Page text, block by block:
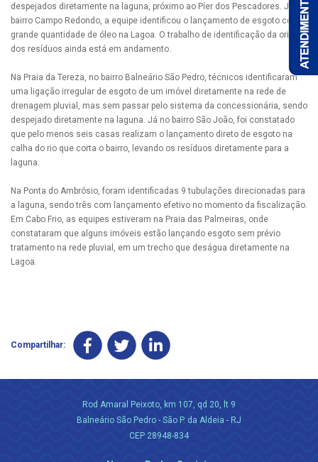
despejados diretamente na laguna, próximo ao Píer dos Pescadores. Já no
bairro Campo Redondo, a equipe identificou o lançamento de esgoto com
grande quantidade de óleo na Lagoa. O trabalho de identificação da origem
dos resíduos ainda está em andamento.
Na Praia da Tereza, no bairro Balneário São Pedro, técnicos identificaram
uma ligação irregular de esgoto de um imóvel diretamente na rede de
drenagem pluvial, mas sem passar pelo sistema da concessionária, sendo
despejado diretamente na laguna. Já no bairro São João, foi constatado
que pelo menos seis casas realizam o lançamento direto de esgoto na
calha do rio que corta o bairro, levando os resíduos diretamente para a
laguna.
Na Ponta do Ambrósio, foram identificadas 9 tubulações direcionadas para
a laguna, sendo três com lançamento efetivo no momento da fiscalização.
Em Cabo Frio, as equipes estiveram na Praia das Palmeiras, onde
constataram que alguns imóveis estão lançando esgoto sem prévio
tratamento na rede pluvial, em um trecho que deságua diretamente na
Lagoa.
Compartilhar:
Rod Amaral Peixoto, km 107, qd 20, lt 9
Balneário São Pedro - São P. da Aldeia - RJ
CEP 28948-834